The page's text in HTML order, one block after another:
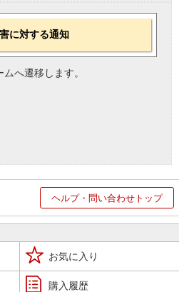
に対する通知
ムへ遷移します。
ヘルプ・問い合わせトップ
お気に入り
購入履歴